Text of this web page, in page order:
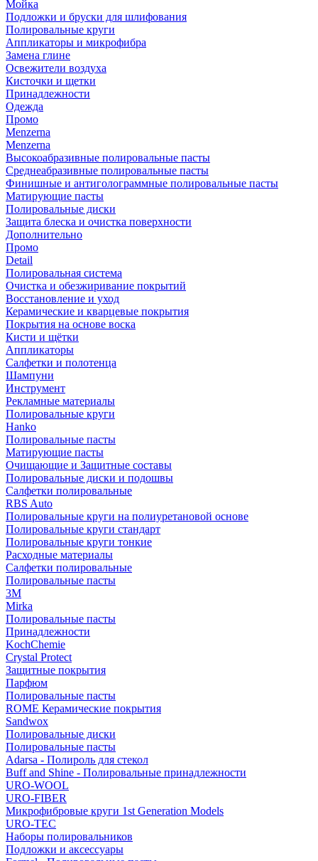
Мойка
Подложки и бруски для шлифования
Полировальные круги
Аппликаторы и микрофибра
Замена глине
Освежители воздуха
Кисточки и щетки
Принадлежности
Одежда
Промо
Menzerna
Menzerna
Высокоабразивные полировальные пасты
Среднеабразивные полировальные пасты
Финишные и антиголограммные полировальные пасты
Матирующие пасты
Полировальные диски
Защита блеска и очистка поверхности
Дополнительно
Промо
Detail
Полировальная система
Очистка и обезжиривание покрытий
Восстановление и уход
Керамические и кварцевые покрытия
Покрытия на основе воска
Кисти и щётки
Аппликаторы
Салфетки и полотенца
Шампуни
Инструмент
Рекламные материалы
Полировальные круги
Hanko
Полировальные пасты
Матирующие пасты
Очищающие и Защитные составы
Полировальные диски и подошвы
Салфетки полировальные
RBS Auto
Полировальные круги на полиуретановой основе
Полировальные круги стандарт
Полировальные круги тонкие
Расходные материалы
Салфетки полировальные
Полировальные пасты
3М
Mirka
Полировальные пасты
Принадлежности
KochChemie
Crystal Protect
Защитные покрытия
Парфюм
Полировальные пасты
ROME Керамические покрытия
Sandwox
Полировальные диски
Полировальные пасты
Adarsa - Полироль для стекол
Buff and Shine - Полировальные принадлежности
URO-WOOL
URO-FIBER
Микрофибровые круги 1st Generation Models
URO-TEC
Наборы полировальников
Подложки и аксессуары